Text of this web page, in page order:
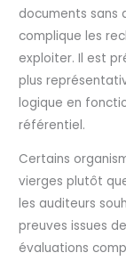
documents sans
complique les
exploiter. Il est
plus
logique en
référentiel.
Certains
vierges plutôt
les auditeurs
preuves issues
évaluations